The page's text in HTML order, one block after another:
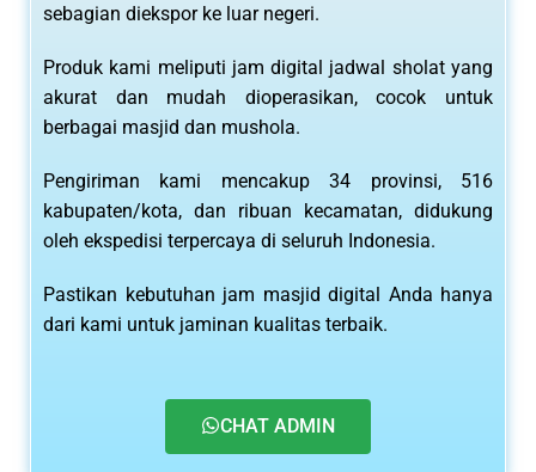
sebagian diekspor ke luar negeri.
Produk kami meliputi jam digital jadwal sholat yang
akurat dan mudah dioperasikan, cocok untuk
berbagai masjid dan mushola.
Pengiriman kami mencakup 34 provinsi, 516
kabupaten/kota, dan ribuan kecamatan, didukung
oleh ekspedisi terpercaya di seluruh Indonesia.
Pastikan kebutuhan jam masjid digital Anda hanya
dari kami untuk jaminan kualitas terbaik.
CHAT ADMIN